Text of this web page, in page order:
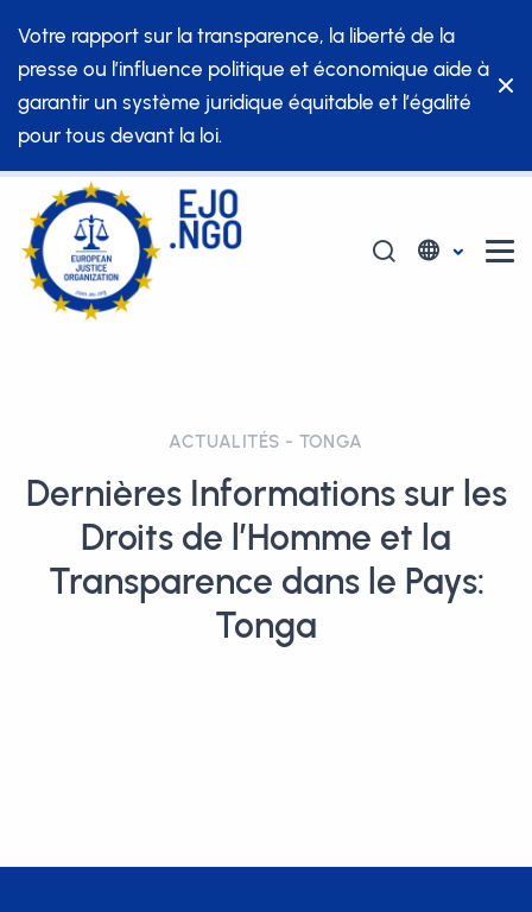
Votre rapport sur la transparence, la liberté de la
presse ou l’influence politique et économique aide à
garantir un système juridique équitable et l’égalité
pour tous devant la loi.
ACTUALITÉS - TONGA
Dernières Informations sur les
Droits de l’Homme et la
Transparence dans le Pays:
Tonga